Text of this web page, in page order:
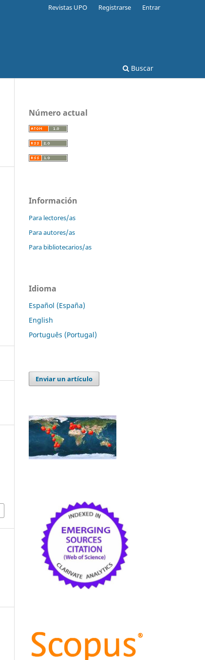
Buscar
Revistas UPO Registrarse Entrar
Número actual
Información
Para lectores/as
Para autores/as
Para bibliotecarios/as
Idioma
Español (España)
English
Português (Portugal)
Enviar un artículo